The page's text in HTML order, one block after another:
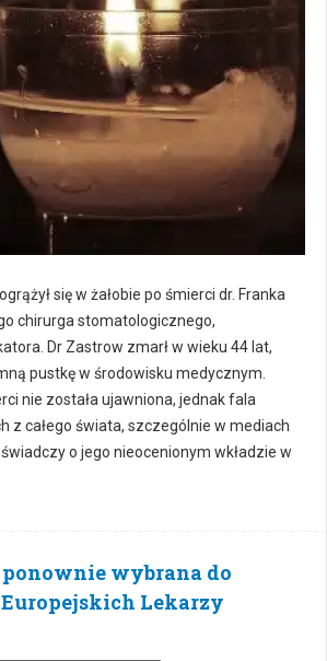
się w żałobie po śmierci dr. Franka
chirurga stomatologicznego,
Dr Zastrow zmarł w wieku 44 lat,
pustkę w środowisku medycznym.
nie została ujawniona, jednak fala
z całego świata, szczególnie w mediach
o jego nieocenionym wkładzie w
wybrana do
Lekarzy